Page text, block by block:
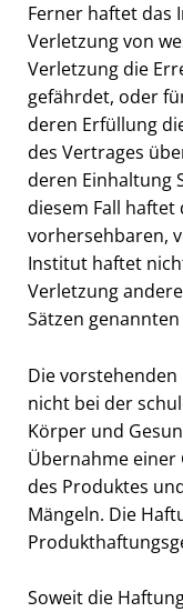
Ferner haftet das
Verletzung von
Verletzung die
gefährdet, oder
deren Erfüllung
des Vertrages
deren Einhaltung
diesem Fall
vorhersehbaren,
Institut haftet
Verletzung
Sätzen
Die
nicht bei der
Körper und
Übernahme einer
des Produktes
Mängeln. Die
Soweit die